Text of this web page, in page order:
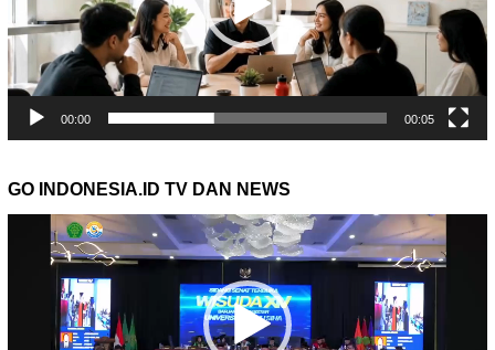
00:00 00:05
GO INDONESIA.ID TV DAN NEWS
Pemutar